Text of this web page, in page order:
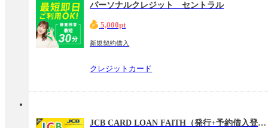
パーソナルクレジット セントラル
5,000pt
新規契約借入
クレジットカード
JCB CARD LOAN FAITH（発行+予約借入登録）